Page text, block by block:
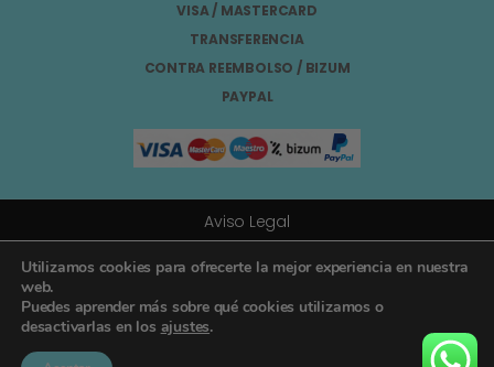
VISA / MASTERCARD
TRANSFERENCIA
CONTRA REEMBOLSO / BIZUM
PAYPAL
Aviso Legal
Términos y Condiciones
Política de Privacidad
Registro General Sanitario Nº 26.024094/GR
Utilizamos cookies para ofrecerte la mejor experiencia en nuestra
web.
Puedes aprender más sobre qué cookies utilizamos o
desactivarlas en los ajustes.